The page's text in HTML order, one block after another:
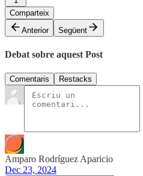
Comparteix
Anterior
Següent
Debat sobre aquest Post
Comentaris Restacks
Amparo Rodríguez Aparicio
Dec 23, 2024